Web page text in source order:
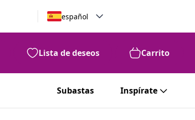
español
Lista de deseos Carrito
Subastas Inspírate